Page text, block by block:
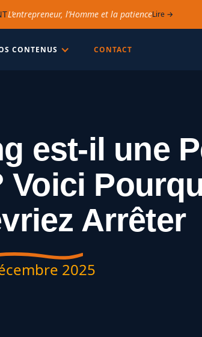
L’entrepreneur, l’Homme et la patienceLire →
CONTENUS CONTACT
est-il une
Voici
Arrêter
2025